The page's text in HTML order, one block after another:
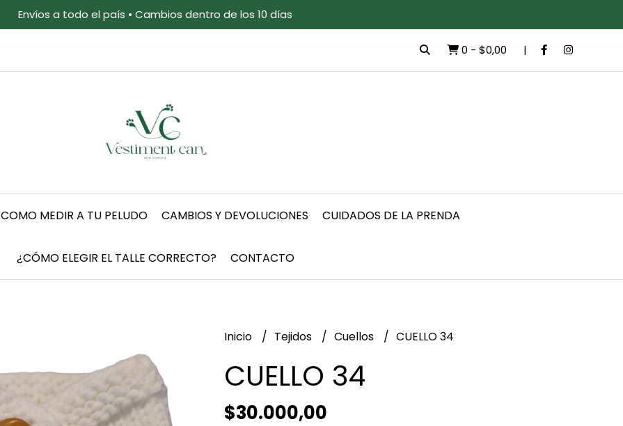
Envíos a todo el país • Cambios dentro de los 10 días
0 - $0,00
COMO MEDIR A TU PELUDO CAMBIOS Y DEVOLUCIONES CUIDADOS DE LA PRENDA
¿CÓMO ELEGIR EL TALLE CORRECTO? CONTACTO
Inicio Tejidos Cuellos CUELLO 34
CUELLO 34
$30.000,00